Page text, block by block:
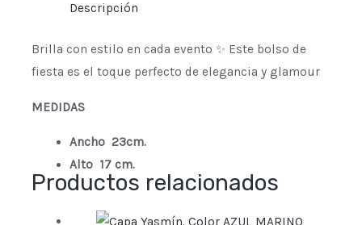
Descripción
Brilla con estilo en cada evento ✨ Este bolso de
fiesta es el toque perfecto de elegancia y glamour
MEDIDAS
Ancho 23cm.
Alto 17 cm.
Productos relacionados